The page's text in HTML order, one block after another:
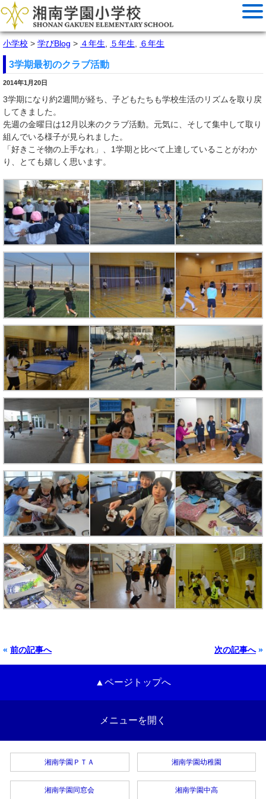
小学校 > 学びBlog > ４年生 ５年生 ６年生
3学期最初のクラブ活動
2014年1月20日
3学期になり約2週間が経ち、子どもたちも学校生活のリズムを取り戻
してきました。
先週の金曜日は12月以来のクラブ活動。元気に、そして集中して取り
組んでいる様子が見られました。
「好きこそ物の上手なれ」、1学期と比べて上達していることがわか
り、とても嬉しく思います。
« 前の記事へ 次の記事へ»
▲ページトップへ
メニューを開く
湘南学園ＰＴＡ
湘南学園同窓会
湘南学園幼稚園
湘南学園中高